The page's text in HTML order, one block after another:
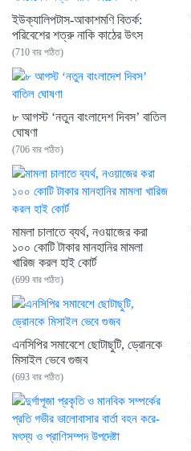
ইউক্যালিপটাস-আকাশমণি বিতর্ক:
পরিবেশের শত্রু নাকি কাঠের উৎস
(710 বার পঠিত)
৮ আগস্ট ‘নতুন বাংলাদেশ দিবস’ বাতিল
ঘোষণা
(706 বার পঠিত)
মামলা চালাতে ব্যর্থ, নওয়াজের করা
১০০ কোটি টাকার মানহানির মামলা
খারিজ করল হাই কোর্ট
(699 বার পঠিত)
এনসিপির সমাবেশে ছোটাছুটি, ড্রোনকে
মিসাইল ভেবে গুজব
(693 বার পঠিত)